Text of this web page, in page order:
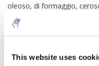
This website uses
oleoso, di formaggio,
altri animali da fattoria. È
naturalmente in vari grassi
chimiche che conferisce al
sgradevole. È anche uno